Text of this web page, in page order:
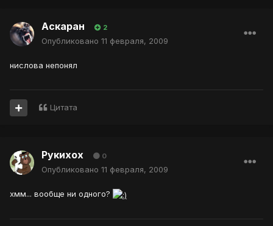
Аскаран 2
Опубликовано 11 февраля, 2009
нислова непонял
Цитата
Рукихох 0
Опубликовано 11 февраля, 2009
хмм... вообще ни одного?